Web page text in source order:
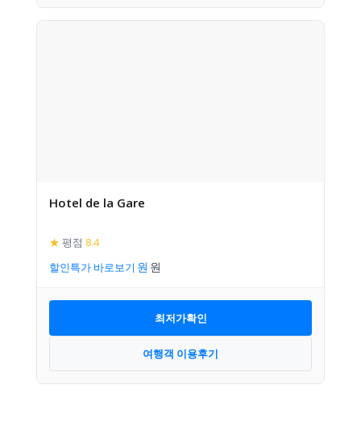
Hotel de la Gare
★ 평점 8.4
할인특가 바로보기
최저가확인
여행객 이용후기